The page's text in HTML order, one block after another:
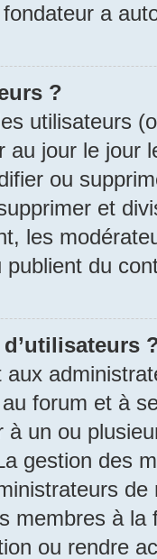
a
?
utilisateurs
au jour le jour
ou
et
les
du
forum et à
à un ou
gestion des
membres à la
ou rendre